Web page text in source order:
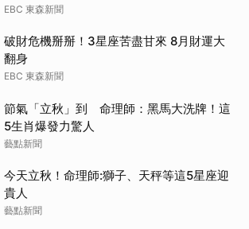
EBC 東森新聞
破財危機掰掰！3星座苦盡甘來 8月財運大
翻身
EBC 東森新聞
節氣「立秋」到 命理師：黑馬大洗牌！這
5生肖爆發力驚人
藝點新聞
今天立秋！命理師:獅子、天秤等這5星座迎
貴人
藝點新聞